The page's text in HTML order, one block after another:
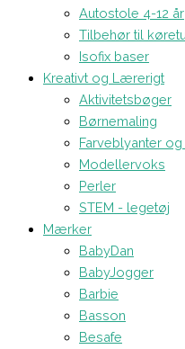
Autostole 4-12 år
Tilbehør til
Isofix baser
Kreativt og Lærerigt
Aktivitetsbøger
Børnemaling
Farveblyanter
Modellervoks
Perler
STEM - legetøj
Mærker
BabyDan
BabyJogger
Barbie
Basson
Besafe